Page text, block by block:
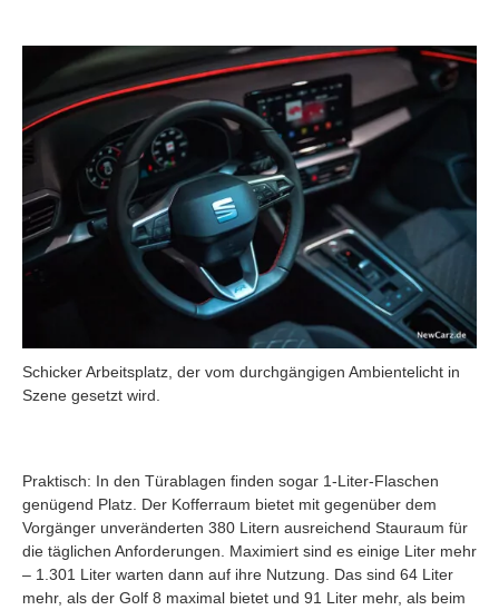
Schicker Arbeitsplatz, der vom durchgängigen Ambientelicht in
Szene gesetzt wird.
Praktisch: In den Türablagen finden sogar 1-Liter-Flaschen
genügend Platz. Der Kofferraum bietet mit gegenüber dem
Vorgänger unveränderten 380 Litern ausreichend Stauraum für
die täglichen Anforderungen. Maximiert sind es einige Liter mehr
– 1.301 Liter warten dann auf ihre Nutzung. Das sind 64 Liter
mehr, als der Golf 8 maximal bietet und 91 Liter mehr, als beim